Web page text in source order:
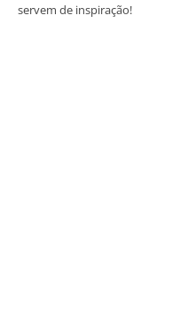
servem de inspiração!